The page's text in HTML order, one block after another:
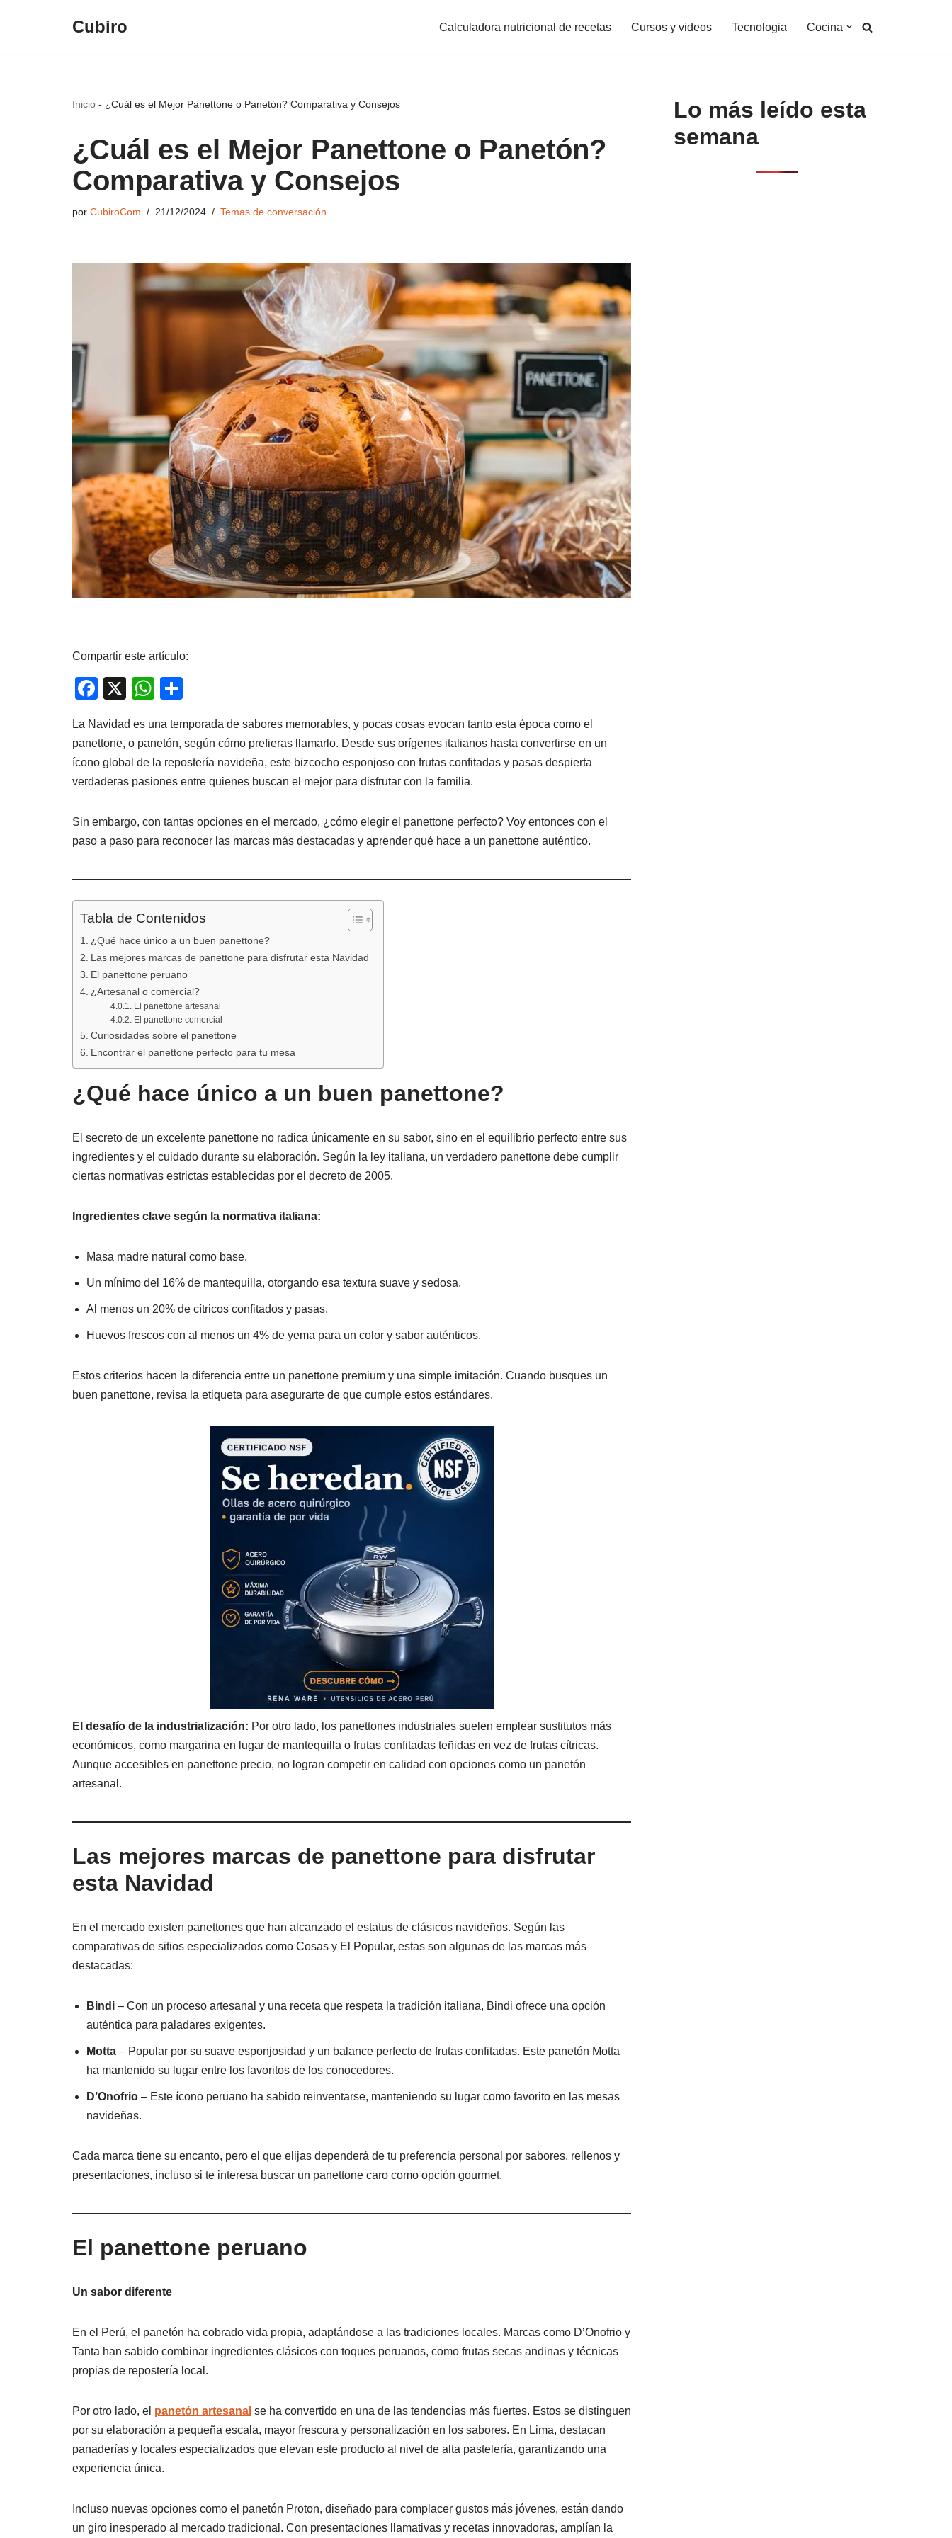
Cubiro Calculadora nutricional de recetas Cursos y videos Tecnologia Cocina
Inicio - ¿Cuál es el Mejor Panettone o Panetón? Comparativa y Consejos
¿Cuál es el Mejor Panettone o Panetón?
Comparativa y Consejos
por CubiroCom 21/12/2024 Temas de conversación
Compartir este artículo:
F
c
e
b
o
k
X
W
at
s
A
p
m
p
ar
La Navidad es una temporada de sabores memorables, y pocas cosas evocan tanto esta época como el
panettone, o panetón, según cómo prefieras llamarlo. Desde sus orígenes italianos hasta convertirse en un
ícono global de la repostería navideña, este bizcocho esponjoso con frutas confitadas y pasas despierta
verdaderas pasiones entre quienes buscan el mejor para disfrutar con la familia.
Sin embargo, con tantas opciones en el mercado, ¿cómo elegir el panettone perfecto? Voy entonces con el
paso a paso para reconocer las marcas más destacadas y aprender qué hace a un panettone auténtico.
Tabla de Contenidos
¿Qué hace único a un buen panettone?
Las mejores marcas de panettone para disfrutar esta Navidad
El panettone peruano
¿Artesanal o comercial?
El panettone artesanal
El panettone comercial
Curiosidades sobre el panettone
Encontrar el panettone perfecto para tu mesa
¿Qué hace único a un buen panettone?
El secreto de un excelente panettone no radica únicamente en su sabor, sino en el equilibrio perfecto entre sus
ingredientes y el cuidado durante su elaboración. Según la ley italiana, un verdadero panettone debe cumplir
ciertas normativas estrictas establecidas por el decreto de 2005​.
Ingredientes clave según la normativa italiana:
Masa madre natural como base.
Un mínimo del 16% de mantequilla, otorgando esa textura suave y sedosa.
Al menos un 20% de cítricos confitados y pasas.
Huevos frescos con al menos un 4% de yema para un color y sabor auténticos.
Estos criterios hacen la diferencia entre un panettone premium y una simple imitación. Cuando busques un
buen panettone, revisa la etiqueta para asegurarte de que cumple estos estándares​.
El desafío de la industrialización: Por otro lado, los panettones industriales suelen emplear sustitutos más
económicos, como margarina en lugar de mantequilla o frutas confitadas teñidas en vez de frutas cítricas.
Aunque accesibles en panettone precio, no logran competir en calidad con opciones como un panetón
artesanal.
Las mejores marcas de panettone para disfrutar
esta Navidad
En el mercado existen panettones que han alcanzado el estatus de clásicos navideños. Según las
comparativas de sitios especializados como Cosas y El Popular​​, estas son algunas de las marcas más
destacadas:
Bindi – Con un proceso artesanal y una receta que respeta la tradición italiana, Bindi ofrece una opción
auténtica para paladares exigentes.
Motta – Popular por su suave esponjosidad y un balance perfecto de frutas confitadas. Este panetón Motta
ha mantenido su lugar entre los favoritos de los conocedores.
D’Onofrio – Este ícono peruano ha sabido reinventarse, manteniendo su lugar como favorito en las mesas
navideñas.
Cada marca tiene su encanto, pero el que elijas dependerá de tu preferencia personal por sabores, rellenos y
presentaciones, incluso si te interesa buscar un panettone caro como opción gourmet.
El panettone peruano
Un sabor diferente
En el Perú, el panetón ha cobrado vida propia, adaptándose a las tradiciones locales. Marcas como D’Onofrio y
Tanta han sabido combinar ingredientes clásicos con toques peruanos, como frutas secas andinas y técnicas
propias de repostería local​.
Por otro lado, el panetón artesanal se ha convertido en una de las tendencias más fuertes. Estos se distinguen
por su elaboración a pequeña escala, mayor frescura y personalización en los sabores. En Lima, destacan
panaderías y locales especializados que elevan este producto al nivel de alta pastelería, garantizando una
experiencia única.
Incluso nuevas opciones como el panetón Proton, diseñado para complacer gustos más jóvenes, están dando
un giro inesperado al mercado tradicional. Con presentaciones llamativas y recetas innovadoras, amplían la
Lo más leído esta
semana